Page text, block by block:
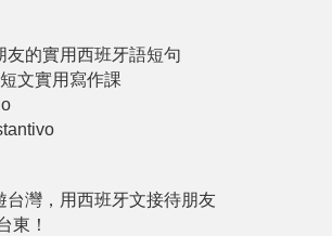
友的實⽤⻄班牙語短句
文實用寫作課
台灣，⽤⻄班牙文接待朋友
東！